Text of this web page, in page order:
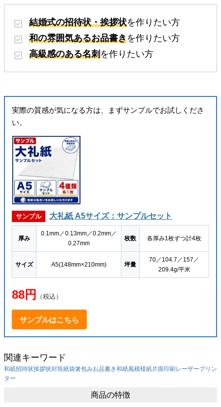
結婚式の招待状・挨拶状を作りたい方
和の雰囲気あるお品書きを作りたい方
高級感のある名刺を作りたい方
実際の質感が気になる方は、まずサンプルでお試しくださ
い。
サンプル 大礼紙 A5サイズ：サンプルセット
厚み
0.1mm／0.13mm／0.2mm／
0.27mm
枚数 各厚み1枚ずつ計4枚
サイズ A5(148mm×210mm) 坪量
70／104.7／157／
209.4g/平米
88円 （税込）
サンプルはこちら
関連キーワード
和紙招待状挨拶状封筒紙袋箸包みお品書き和紙風模様紙片面印刷 レーザープリン
ター
商品の特徴